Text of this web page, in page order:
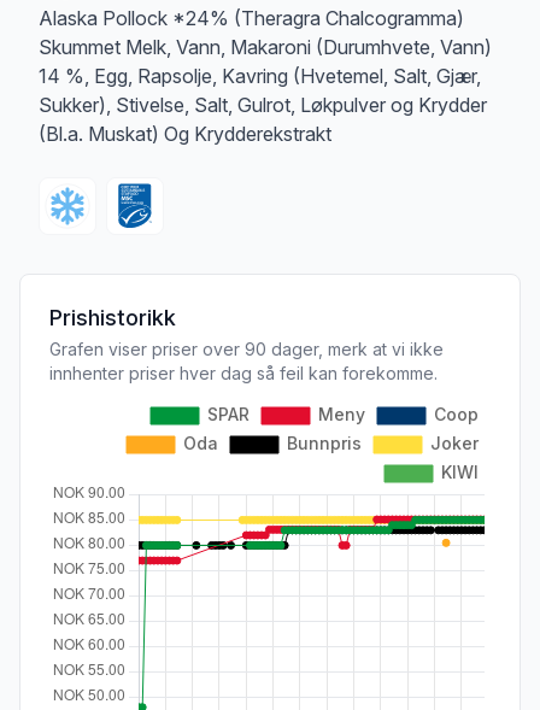
Alaska Pollock *24% (Theragra Chalcogramma)
Skummet Melk, Vann, Makaroni (Durumhvete, Vann)
14 %, Egg, Rapsolje, Kavring (Hvetemel, Salt, Gjær,
Sukker), Stivelse, Salt, Gulrot, Løkpulver og Krydder
(Bl.a. Muskat) Og Krydderekstrakt
Prishistorikk
Grafen viser priser over 90 dager, merk at vi ikke
innhenter priser hver dag så feil kan forekomme.